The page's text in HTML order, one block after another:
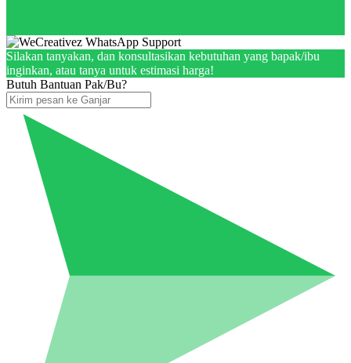
Silakan tanyakan, dan konsultasikan kebutuhan yang bapak/ibu
inginkan, atau tanya untuk estimasi harga!
Butuh Bantuan Pak/Bu?